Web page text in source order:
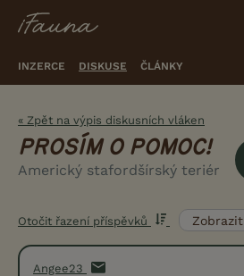
INZERCE DISKUSE ČLÁNKY
« Zpět na výpis diskusních vláken
PROSÍM O POMOC!
Americký stafordšírský teriér
Otočit řazení příspěvků
Angee23